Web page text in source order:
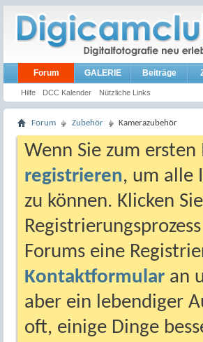
Forum
Hilfe DCC Kalender Nützliche Links
GALERIE Beiträge
Forum Zubehör Kamerazubehör
Wenn Sie zum ersten
registrieren, um alle
zu können. Klicken
Forums eine
Kontaktformular an
aber ein lebendiger
oft, einige Dinge